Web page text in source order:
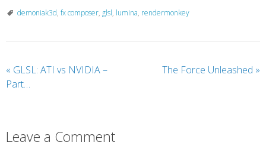
demoniak3d, fx composer, glsl, lumina, rendermonkey
« GLSL: ATI vs NVIDIA –
Part…
The Force Unleashed »
Leave a Comment